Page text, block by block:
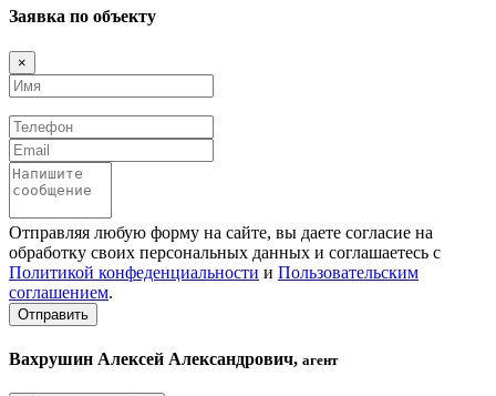
Заявка по объекту
×
Имя
Телефон
Email
Сообщение
Отправляя любую форму на сайте, вы даете согласие на
обработку своих персональных данных и соглашаетесь с
Политикой конфеденциальности и Пользовательским
соглашением.
Отправить
Вахрушин Алексей Александрович, агент